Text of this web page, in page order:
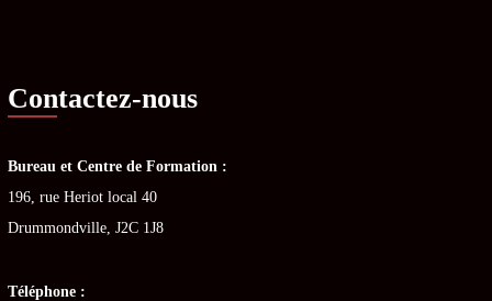
Contactez-nous
Bureau et Centre de Formation :
196, rue Heriot local 40
Drummondville, J2C 1J8
Téléphone :